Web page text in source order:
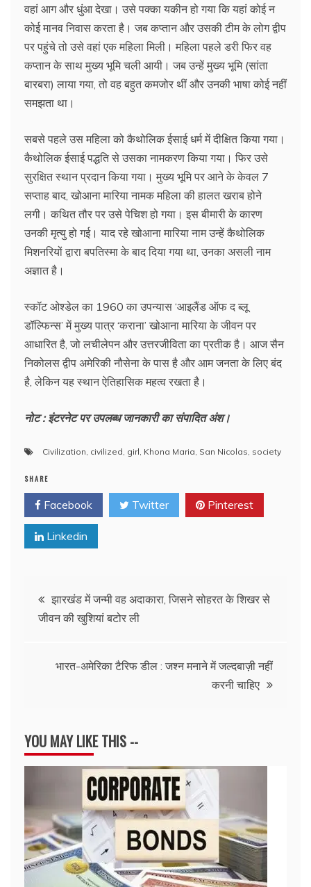
वहां आग और धुंआ देखा। उसे पक्का यकीन हो गया कि यहां कोई न
कोई मानव निवास करता है। जब कप्तान और उसकी टीम के लोग द्वीप
पर पहुंचे तो उसे वहां एक महिला मिली। महिला पहले डरी फिर वह
कप्तान के साथ मुख्य भूमि चली आयी। जब उन्हें मुख्य भूमि (सांता
बारबरा) लाया गया, तो वह बहुत कमजोर थीं और उनकी भाषा कोई नहीं
समझता था।
सबसे पहले उस महिला को कैथोलिक ईसाई धर्म में दीक्षित किया गया।
कैथोलिक ईसाई पद्धति से उसका नामकरण किया गया। फिर उसे
सुरक्षित स्थान प्रदान किया गया। मुख्य भूमि पर आने के केवल 7
सप्ताह बाद, खोआना मारिया नामक महिला की हालत खराब होने
लगी। कथित तौर पर उसे पेचिश हो गया। इस बीमारी के कारण
उनकी मृत्यु हो गई। याद रहे खोआना मारिया नाम उन्हें कैथोलिक
मिशनरियों द्वारा बपतिस्मा के बाद दिया गया था, उनका असली नाम
अज्ञात है।
स्कॉट ओश्डेल का 1960 का उपन्यास ‘आइलैंड ऑफ द ब्लू
डॉल्फिन्स’ में मुख्य पात्र ‘कराना’ खोआना मारिया के जीवन पर
आधारित है, जो लचीलेपन और उत्तरजीविता का प्रतीक है। आज सैन
निकोलस द्वीप अमेरिकी नौसेना के पास है और आम जनता के लिए बंद
है, लेकिन यह स्थान ऐतिहासिक महत्व रखता है।
नोट : इंटरनेट पर उपलब्ध जानकारी का संपादित अंश।
Civilization civilized girl Khona Maria San Nicolas society
SHARE
Facebook Twitter Pinterest
Linkedin
Post
navigation
झारखंड में जन्मी वह अदाकारा, जिसने सोहरत के शिखर से
जीवन की खुशियां बटोर ली
भारत-अमेरिका टैरिफ डील : जश्न मनाने में जल्दबाज़ी नहीं
करनी चाहिए
YOU MAY LIKE THIS --